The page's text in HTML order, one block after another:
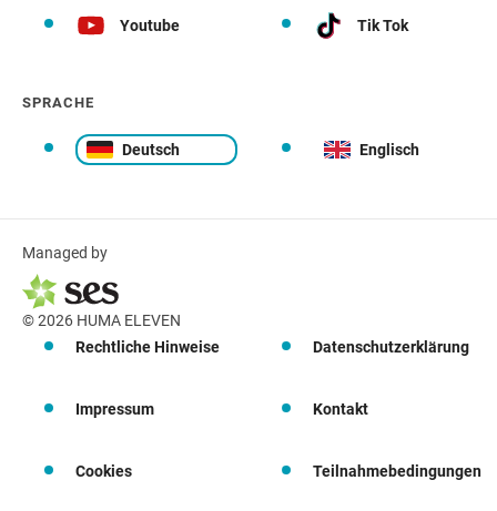
Youtube Tik Tok
SPRACHE
Deutsch Englisch
Managed by
© 2026 HUMA ELEVEN
Rechtliche Hinweise
Datenschutzerklärung
Impressum Kontakt
Cookies Teilnahmebedingungen